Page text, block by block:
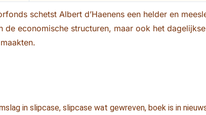
schetst Albert d’Haenens een helder en
de economische structuren, maar ook het
in slipcase, slipcase wat gewreven, boek is in